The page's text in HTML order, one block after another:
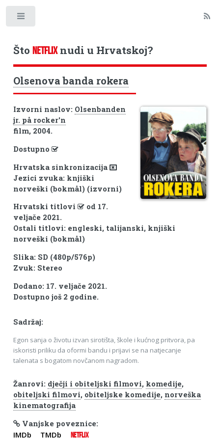
Što NETFLIXnudi u Hrvatskoj?
Olsenova banda rokera
Izvorni naslov: Olsenbanden
jr. på rocker'n
film, 2004.
Dostupno
Hrvatska sinkronizacija
Jezici zvuka: knjiški
norveški (bokmål) (izvorni)
Hrvatski titlovi
od 17.
veljače 2021.
Ostali titlovi: engleski, talijanski, knjiški
norveški (bokmål)
Slika: SD (480p/576p)
Zvuk: Stereo
Dodano: 17. veljače 2021.
Dostupno još 2 godine.
Sadržaj:
Egon sanja o životu izvan sirotišta, škole i kućnog pritvora, pa
iskoristi priliku da oformi bandu i prijavi se na natjecanje
talenata s bogatom novčanom nagradom.
Žanrovi: dječji i obiteljski filmovi, komedije,
obiteljski filmovi, obiteljske komedije, norveška
kinematografija
Vanjske poveznice:
IMDb TMDb NETFLIX